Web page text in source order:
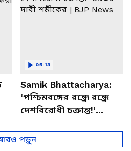
Samik Bhattacharya:
‘পশ্চিমবঙ্গের রন্ধ্রে রন্ধ্রে
দেশবিরোধী চক্রান্ত!’
BJP News
05:13
পড়ুন